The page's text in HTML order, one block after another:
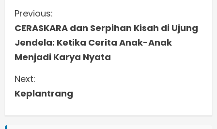
C
o
n
t
i
n
Previous:
CERASKARA dan Serpihan Kisah di Ujung
Jendela: Ketika Cerita Anak-Anak
Menjadi Karya Nyata
Next:
Keplantrang